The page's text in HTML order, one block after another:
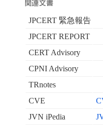
JPCERT 緊急報告
JPCERT REPORT
CERT Advisory
CPNI Advisory
TRnotes
CVE
JVN iPedia